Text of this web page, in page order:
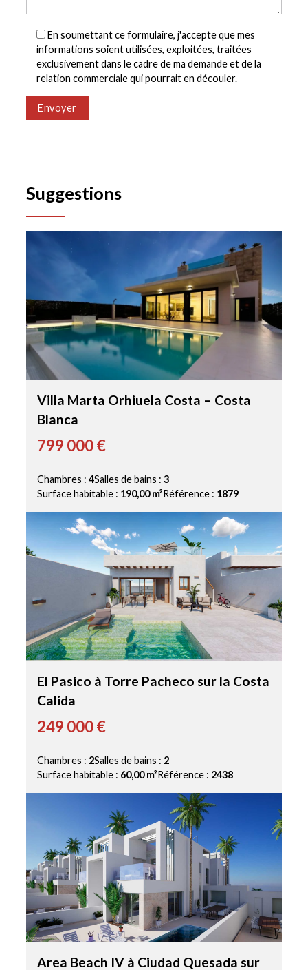
En soumettant ce formulaire, j'accepte que mes
informations soient utilisées, exploitées, traitées
exclusivement dans le cadre de ma demande et de la
relation commerciale qui pourrait en découler.
Envoyer
Suggestions
Villa Marta Orhiuela Costa – Costa
Blanca
799 000 €
Chambres :4Salles de bains :3
Surface habitable : 190,00 m²Référence : 1879
El Pasico à Torre Pacheco sur la Costa
Calida
249 000 €
Chambres : 2Salles de bains : 2
Surface habitable : 60,00 m²Référence : 2438
Area Beach IV à Ciudad Quesada sur